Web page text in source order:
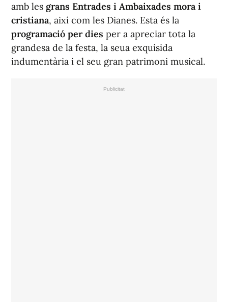
amb les grans Entrades i Ambaixades mora i
cristiana, així com les Dianes. Esta és la
programació per dies per a apreciar tota la
grandesa de la festa, la seua exquisida
indumentària i el seu gran patrimoni musical.